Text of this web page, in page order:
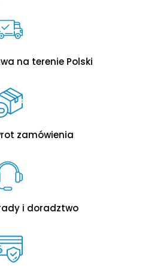
na terenie Polski
zamówienia
i doradztwo